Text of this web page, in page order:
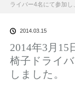
ライバー4名にて参加し
2014.03.15
2014年3月
椅子ドライ
しました。